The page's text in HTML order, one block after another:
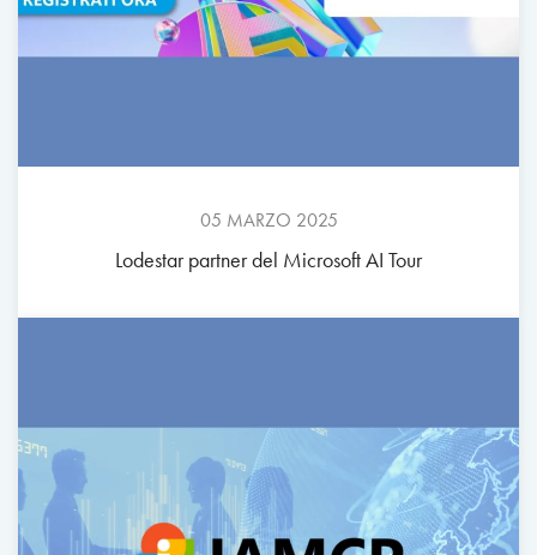
05 MARZO 2025
Lodestar partner del Microsoft AI Tour